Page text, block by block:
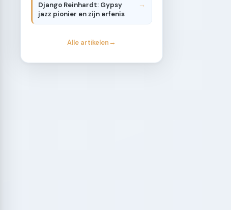
Django Reinhardt: Gypsy
jazz pionier en zijn erfenis
Alle artikelen